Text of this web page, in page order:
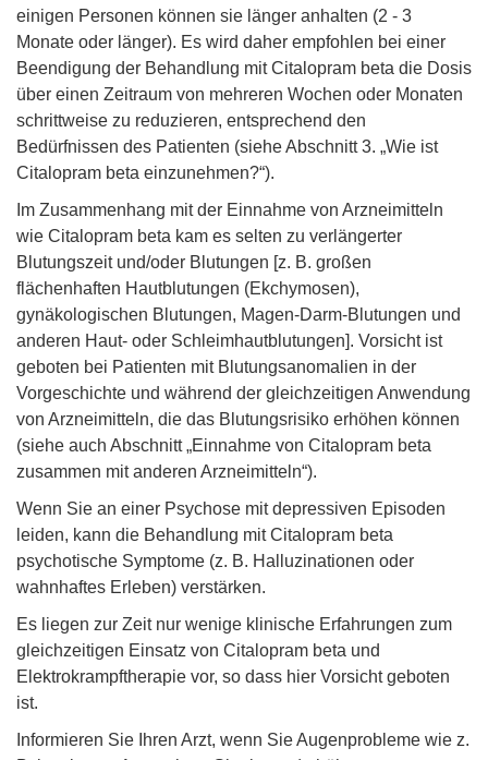
einigen Personen können sie länger anhalten (2 - 3
Monate oder länger). Es wird daher empfohlen bei einer
Beendigung der Behandlung mit Citalopram beta die Dosis
über einen Zeitraum von mehreren Wochen oder Monaten
schrittweise zu reduzieren, entsprechend den
Bedürfnissen des Patienten (siehe Abschnitt 3. „Wie ist
Citalopram beta einzunehmen?“).
Im Zusammenhang mit der Einnahme von Arzneimitteln
wie Citalopram beta kam es selten zu verlängerter
Blutungszeit und/oder Blutungen [z. B. großen
flächenhaften Hautblutungen (Ekchymosen),
gynäkologischen Blutungen, Magen-Darm-Blutungen und
anderen Haut- oder Schleimhautblutungen]. Vorsicht ist
geboten bei Patienten mit Blutungsanomalien in der
Vorgeschichte und während der gleichzeitigen Anwendung
von Arzneimitteln, die das Blutungsrisiko erhöhen können
(siehe auch Abschnitt „Einnahme von Citalopram beta
zusammen mit anderen Arzneimitteln“).
Wenn Sie an einer Psychose mit depressiven Episoden
leiden, kann die Behandlung mit Citalopram beta
psychotische Symptome (z. B. Halluzinationen oder
wahnhaftes Erleben) verstärken.
Es liegen zur Zeit nur wenige klinische Erfahrungen zum
gleichzeitigen Einsatz von Citalopram beta und
Elektrokrampftherapie vor, so dass hier Vorsicht geboten
ist.
Informieren Sie Ihren Arzt, wenn Sie Augenprobleme wie z.